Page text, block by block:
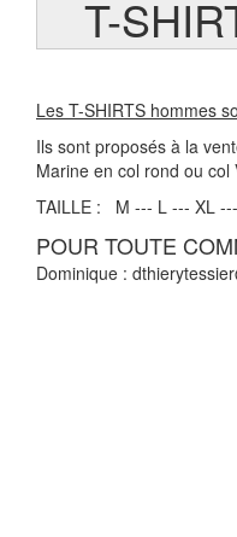
T-
Les T-SHIRTS hommes
Ils sont proposés à la
Marine en col rond ou col
TAILLE : M --- L --- XL
POUR TOUTE
Dominique :